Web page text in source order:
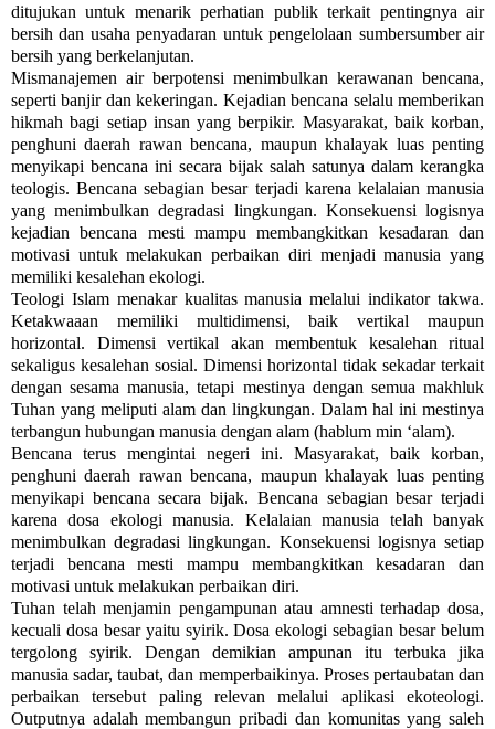
ditujukan untuk menarik perhatian publik terkait pentingnya air
bersih dan usaha penyadaran untuk pengelolaan sumbersumber air
bersih yang berkelanjutan.
Mismanajemen air berpotensi menimbulkan kerawanan bencana,
seperti banjir dan kekeringan. Kejadian bencana selalu memberikan
hikmah bagi setiap insan yang berpikir. Masyarakat, baik korban,
penghuni daerah rawan bencana, maupun khalayak luas penting
menyikapi bencana ini secara bijak salah satunya dalam kerangka
teologis. Bencana sebagian besar terjadi karena kelalaian manusia
yang menimbulkan degradasi lingkungan. Konsekuensi logisnya
kejadian bencana mesti mampu membangkitkan kesadaran dan
motivasi untuk melakukan perbaikan diri menjadi manusia yang
memiliki kesalehan ekologi.
Teologi Islam menakar kualitas manusia melalui indikator takwa.
Ketakwaaan memiliki multidimensi, baik vertikal maupun
horizontal. Dimensi vertikal akan membentuk kesalehan ritual
sekaligus kesalehan sosial. Dimensi horizontal tidak sekadar terkait
dengan sesama manusia, tetapi mestinya dengan semua makhluk
Tuhan yang meliputi alam dan lingkungan. Dalam hal ini mestinya
terbangun hubungan manusia dengan alam (hablum min ‘alam).
Bencana terus mengintai negeri ini. Masyarakat, baik korban,
penghuni daerah rawan bencana, maupun khalayak luas penting
menyikapi bencana secara bijak. Bencana sebagian besar terjadi
karena dosa ekologi manusia. Kelalaian manusia telah banyak
menimbulkan degradasi lingkungan. Konsekuensi logisnya setiap
terjadi bencana mesti mampu membangkitkan kesadaran dan
motivasi untuk melakukan perbaikan diri.
Tuhan telah menjamin pengampunan atau amnesti terhadap dosa,
kecuali dosa besar yaitu syirik. Dosa ekologi sebagian besar belum
tergolong syirik. Dengan demikian ampunan itu terbuka jika
manusia sadar, taubat, dan memperbaikinya. Proses pertaubatan dan
perbaikan tersebut paling relevan melalui aplikasi ekoteologi.
Outputnya adalah membangun pribadi dan komunitas yang saleh